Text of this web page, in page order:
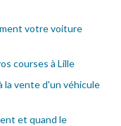
votre voiture
courses à Lille
la vente d'un véhicule
et quand le